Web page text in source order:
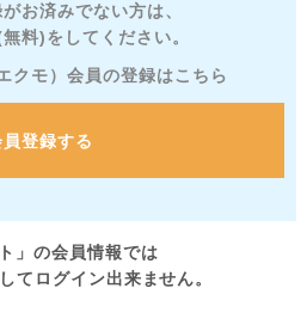
お済みでない方は、
料)をしてください。
クモ）会員の登録はこちら
員登録する
」の会員情報では
てログイン出来ません。